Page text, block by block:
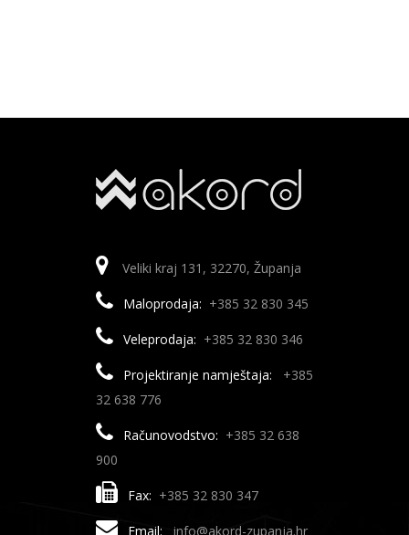
Veliki kraj 131, 32270, Županja
Maloprodaja: +385 32 830 345
Veleprodaja: +385 32 830 346
Projektiranje namještaja:
+385
32 638 776
Računovodstvo: +385 32 638
900
Fax: +385 32 830 347
Email: info@akord-zupanja.hr